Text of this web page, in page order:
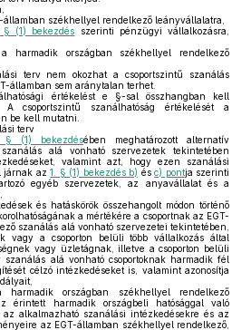
államban székhellyel rendelkező leányvállalatra,
§ (1) bekezdés szerinti pénzügyi vállalkozásra,
harmadik országban székhellyel rendelkező
terv nem okozhat a csoportszintű szanálás
államban sem aránytalan terhet.
értékelést e §-sal összhangban kell
csoportszintű szanálhatóság értékelését a
be kell mutatni.
terv
§ (1) bekezdésében meghatározott alternatív
alá vonható szervezetek tekintetében
valamint azt, hogy ezen szanálási
járnak az1. § (1) bekezdés b) ésc) pontja szerinti
egyéb szervezetek, az anyavállalat és a
és hatáskörök összehangolt módon történő
a mértékére a csoportnak az EGT-
szanálás alá vonható szervezetei tekintetében,
vagy a csoporton belüli több vállalkozás által
vagy üzletágnak, illetve a csoporton belüli
szanálás alá vonható csoportoknak harmadik fél
célzó intézkedéseket is, valamint azonosítja
országban székhellyel rendelkező
érintett harmadik országbeli hatósággal való
az alkalmazható szanálási intézkedésekre és az
az EGT-államban székhellyel rendelkező,